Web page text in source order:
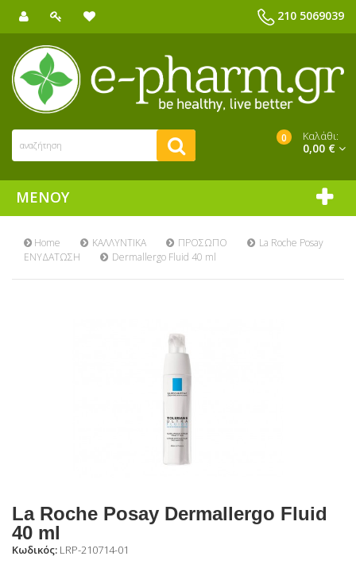
210 5069039
0 Καλάθι:
0,00 €
ΜΕΝΟΎ
Home ΚΑΛΛΥΝΤΙΚΑ
ΠΡΟΣΩΠΟ
ΕΝΥΔΑΤΩΣΗ
La Roche Posay
Dermallergo Fluid 40 ml
La Roche Posay Dermallergo Fluid
40 ml
Κωδικός: LRP-210714-01